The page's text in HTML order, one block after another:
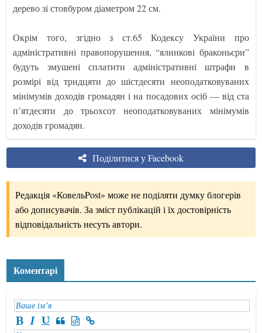
дерево зі стовбуром діаметром 22 см.
Окрім того, згідно з ст.65 Кодексу України про
адміністративні правопорушення, “ялинкові браконьєри”
будуть змушені сплатити адміністративні штрафи в
розмірі від тридцяти до шістдесяти неоподатковуваних
мінімумів доходів громадян і на посадових осіб — від ста
п’ятдесяти до трьохсот неоподатковуваних мінімумів
доходів громадян.
Поділитися у Facebook
Редакція «КовельPost» може не поділяти думку блогерів
або дописувачів. За зміст публікацій і їх достовірність
відповідальність несуть автори.
Коментарі